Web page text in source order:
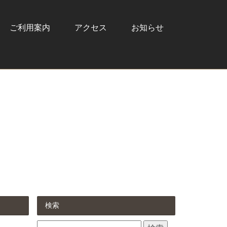
ご利用案内 アクセス お知らせ
検索